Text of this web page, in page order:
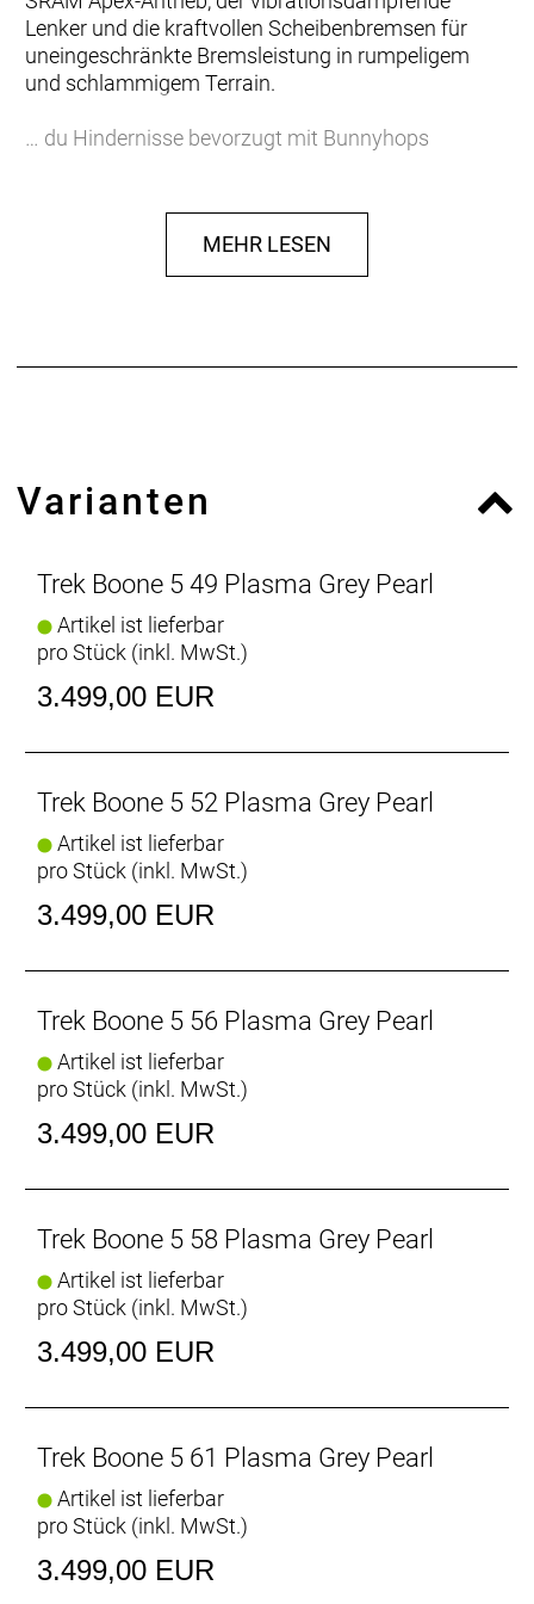
Lenker und die kraftvollen Scheibenbremsen für
uneingeschränkte Bremsleistung in rumpeligem
und schlammigem Terrain.
… du Hindernisse bevorzugt mit Bunnyhops
ein hochwertiges CX-Racebike, das genau das
aushält und dich dabei noch gut aussehen lässt.
hydraulische Flat Mount Scheibenbremsen für eine
präzise Bremsperformance auch in den widrigsten
Wenn Schlamm und Hindernisse genau dein Ding
sind, ist das Boone genau das richtige Bike für dich.
Seine hohe Geschwindigkeit und seine
siegeshungrige Performance zeigen sich auf jedem
Streckenabschnitt und unter allen Bedingungen.
und einem breiten Übersetzungsbereich.
- Dieses Bike wurde in Zusammenarbeit mit
Cyclocross-Größen wie Weltmeister Sven Nys und
US-Meisterin Katie Compton entwickelt.
- Das hintere IsoSpeed minimiert die ermüdenden
Auswirkungen von holprigen Kursen und erhöht die
- Geometrie und Rohrprofile des Boone sind voll und
ganz auf Cyclocross ausgelegt und erleichtern das
Schultern des Rads, damit du wirklich alle
Streckenabschnitte dominieren kannst.
- Carbonrahmen sind leichter, nachgiebiger und
effizienter als Rahmen aus Aluminium und damit
IsoSpeed reduziert die Kraftspitzen von Stößen und
Vibrationen, sodass du effizienter und länger
kraftvoll in die Pedale treten kannst.
unsere Profi-Rennfahrer mit rennoptimierten Details
nachgiebige IsoSpeed-Gabel. Intelligentere
Zugführung. Bessere Trageeigenschaften. Robuste
3S-Kettenführung.
MEHR LESEN
Varianten
Trek Boone 5 49 Plasma Grey Pearl
Artikel ist lieferbar
pro Stück (inkl. MwSt.)
3.499,00 EUR
Trek Boone 5 52 Plasma Grey Pearl
Artikel ist lieferbar
pro Stück (inkl. MwSt.)
3.499,00 EUR
Trek Boone 5 56 Plasma Grey Pearl
Artikel ist lieferbar
pro Stück (inkl. MwSt.)
3.499,00 EUR
Trek Boone 5 58 Plasma Grey Pearl
Artikel ist lieferbar
pro Stück (inkl. MwSt.)
3.499,00 EUR
Trek Boone 5 61 Plasma Grey Pearl
Artikel ist lieferbar
pro Stück (inkl. MwSt.)
3.499,00 EUR